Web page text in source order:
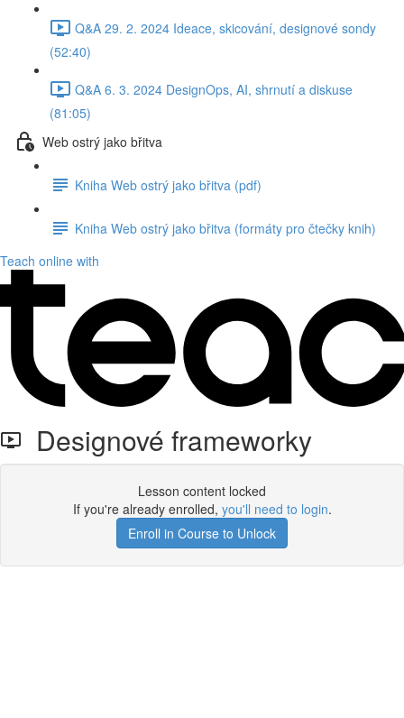
Q&A 29. 2. 2024 Ideace, skicování, designové sondy
(52:40)
Q&A 6. 3. 2024 DesignOps, AI, shrnutí a diskuse
(81:05)
Web ostrý jako břitva
Kniha Web ostrý jako břitva (pdf)
Kniha Web ostrý jako břitva (formáty pro čtečky knih)
Teach online with
Designové frameworky
Lesson content locked
If you're already enrolled, you'll need to login.
Enroll in Course to Unlock